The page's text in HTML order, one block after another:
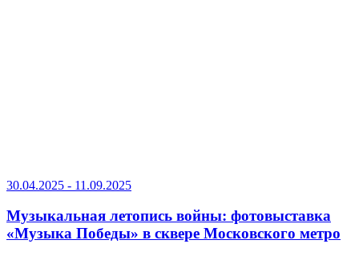
30.04.2025 - 11.09.2025
Музыкальная летопись войны: фотовыставка
«Музыка Победы» в сквере Московского метро